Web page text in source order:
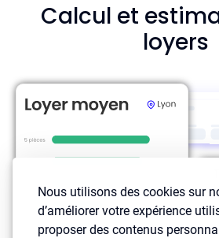
Nous utilisons des cookies sur
d’améliorer votre expérience
proposer des contenus
Calcul et
loyers